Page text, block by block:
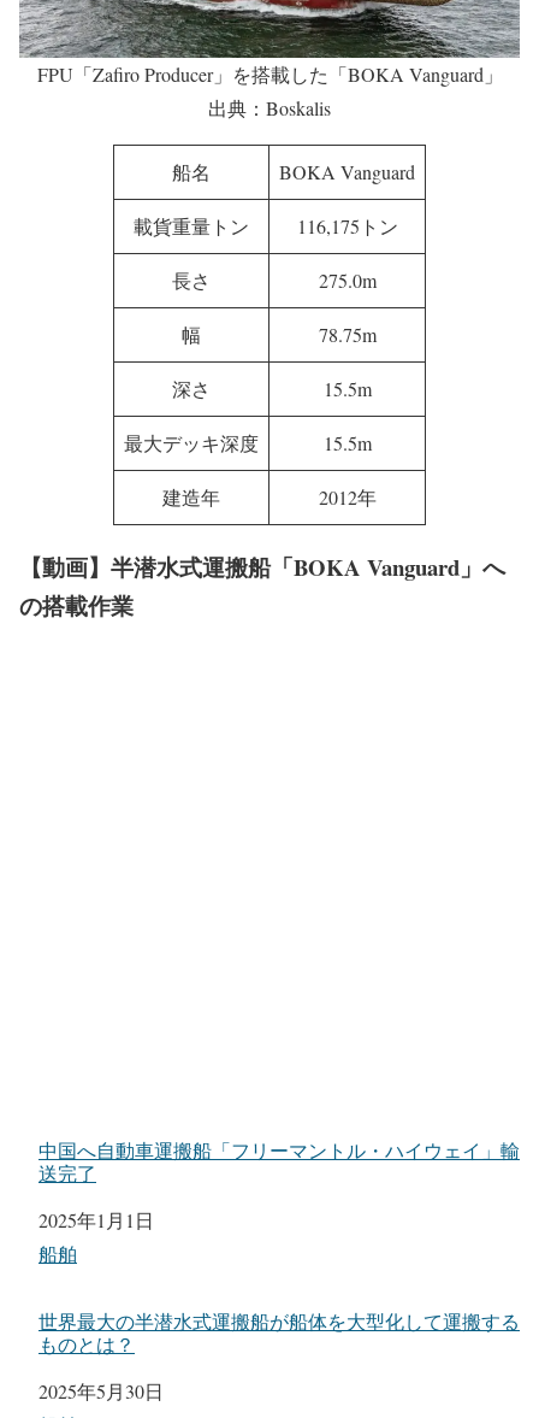
FPU「Zafiro Producer」を搭載した「BOKA Vanguard」
出典：Boskalis
船名 BOKA Vanguard
載貨重量トン 116,175トン
長さ 275.0m
幅 78.75m
深さ 15.5m
最大デッキ深度 15.5m
建造年 2012年
【動画】半潜水式運搬船「BOKA Vanguard」へ
の搭載作業
中国へ自動車運搬船「フリーマントル・ハイウェイ」輸
送完了
日付
2025年1月1日
関連理由
船舶
世界最大の半潜水式運搬船が船体を大型化して運搬する
ものとは？
日付
2025年5月30日